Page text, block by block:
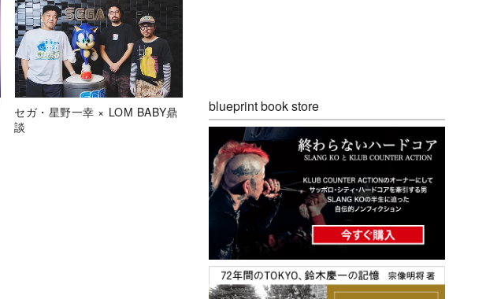
セガ・星野一幸 × LOM BABY鼎
談
blueprint book store